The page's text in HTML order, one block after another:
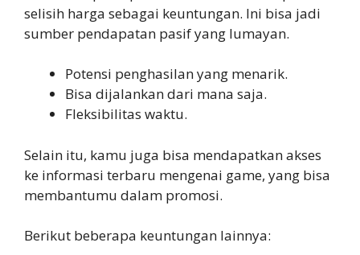
selisih harga sebagai keuntungan. Ini bisa jadi
sumber pendapatan pasif yang lumayan.
Potensi penghasilan yang menarik.
Bisa dijalankan dari mana saja.
Fleksibilitas waktu.
Selain itu, kamu juga bisa mendapatkan akses
ke informasi terbaru mengenai game, yang bisa
membantumu dalam promosi.
Berikut beberapa keuntungan lainnya: